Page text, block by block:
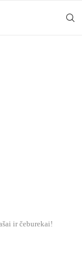
ir čeburekai!